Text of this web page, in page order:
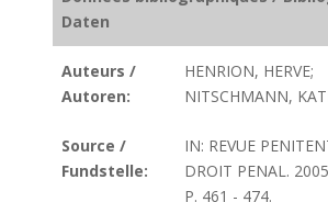
Daten
Auteurs /
Autoren:
HENRION, HERVE;
NITSCHMANN,
Source /
Fundstelle:
IN: REVUE
DROIT PENAL.
P. 461 - 474.